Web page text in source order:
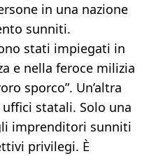
in una nazione
sunniti.
stati impiegati in
e nella feroce milizia
sporco”. Un’altra
statali. Solo una
imprenditori sunniti
privilegi. È